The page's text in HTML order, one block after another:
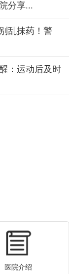
分享...
乱抹药！警
：运动后及时
医院介绍